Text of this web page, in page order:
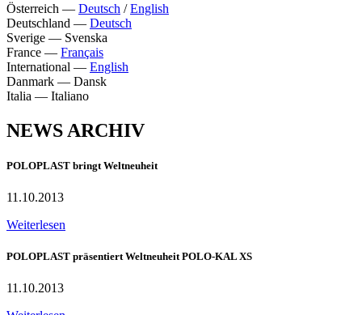
Österreich — Deutsch /English
Deutschland — Deutsch
Sverige — Svenska
France — Français
International — English
Danmark — Dansk
Italia — Italiano
NEWS ARCHIV
POLOPLAST bringt Weltneuheit
11.10.2013
Weiterlesen
POLOPLAST präsentiert Weltneuheit POLO-KAL XS
11.10.2013